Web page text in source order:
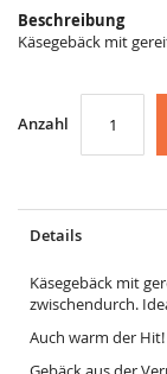
Beschreibung
Käsegebäck mit
Anzahl
Details
Käsegebäck mit
zwischendurch.
Auch warm der Hit!